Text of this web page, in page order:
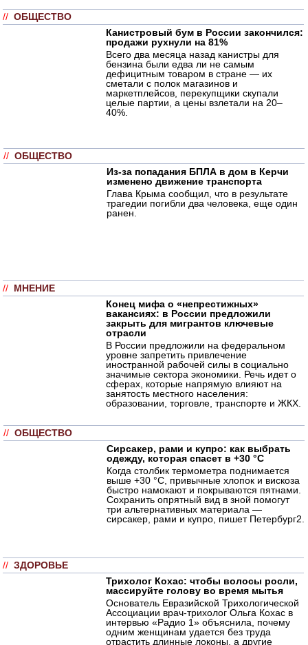
// ОБЩЕСТВО
Канистровый бум в России закончился:
продажи рухнули на 81%
Всего два месяца назад канистры для
бензина были едва ли не самым
дефицитным товаром в стране — их
сметали с полок магазинов и
маркетплейсов, перекупщики скупали
целые партии, а цены взлетали на 20–
40%.
// ОБЩЕСТВО
Из-за попадания БПЛА в дом в Керчи
изменено движение транспорта
Глава Крыма сообщил, что в результате
трагедии погибли два человека, еще один
ранен.
// МНЕНИЕ
Конец мифа о «непрестижных»
вакансиях: в России предложили
закрыть для мигрантов ключевые
отрасли
В России предложили на федеральном
уровне запретить привлечение
иностранной рабочей силы в социально
значимые сектора экономики. Речь идет о
сферах, которые напрямую влияют на
занятость местного населения:
образовании, торговле, транспорте и ЖКХ.
// ОБЩЕСТВО
Сирсакер, рами и купро: как выбрать
одежду, которая спасет в +30 °C
Когда столбик термометра поднимается
выше +30 °C, привычные хлопок и вискоза
быстро намокают и покрываются пятнами.
Сохранить опрятный вид в зной помогут
три альтернативных материала —
сирсакер, рами и купро, пишет Петербург2.
// ЗДОРОВЬЕ
Трихолог Кохас: чтобы волосы росли,
массируйте голову во время мытья
Основатель Евразийской Трихологической
Ассоциации врач-трихолог Ольга Кохас в
интервью «Радио 1» объяснила, почему
одним женщинам удается без труда
отрастить длинные локоны, а другие